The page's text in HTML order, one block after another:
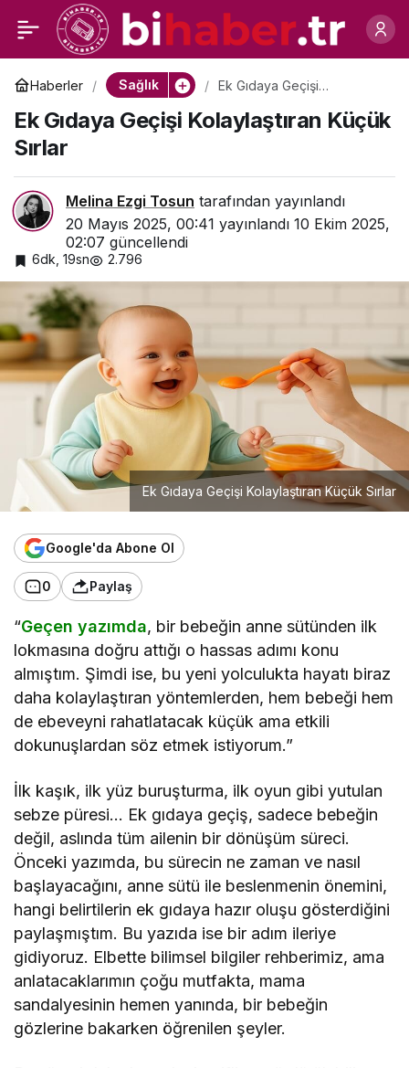
Haberler Sağlık
Ek Gıdaya Geçişi
Ek Gıdaya Geçişi Kolaylaştıran Küçük
Sırlar
Melina Ezgi Tosun tarafından yayınlandı
20 Mayıs 2025, 00:41 yayınlandı 10 Ekim 2025,
02:07 güncellendi
6dk, 19sn 2.796
Ek Gıdaya Geçişi Kolaylaştıran Küçük Sırlar
Google'da Abone Ol
0 Paylaş
“Geçen yazımda, bir bebeğin anne sütünden ilk
lokmasına doğru attığı o hassas adımı konu
almıştım. Şimdi ise, bu yeni yolculukta hayatı biraz
daha kolaylaştıran yöntemlerden, hem bebeği hem
de ebeveyni rahatlatacak küçük ama etkili
dokunuşlardan söz etmek istiyorum.”
İlk kaşık, ilk yüz buruşturma, ilk oyun gibi yutulan
sebze püresi… Ek gıdaya geçiş, sadece bebeğin
değil, aslında tüm ailenin bir dönüşüm süreci.
Önceki yazımda, bu sürecin ne zaman ve nasıl
başlayacağını, anne sütü ile beslenmenin önemini,
hangi belirtilerin ek gıdaya hazır oluşu gösterdiğini
paylaşmıştım. Bu yazıda ise bir adım ileriye
gidiyoruz. Elbette bilimsel bilgiler rehberimiz, ama
anlatacaklarımın çoğu mutfakta, mama
sandalyesinin hemen yanında, bir bebeğin
gözlerine bakarken öğrenilen şeyler.
Minik Bir Lokma, Koca
Bir Adım: Ek Gıdaya
Geçişte Anne-Baba
Rehberi
1 Paylaş